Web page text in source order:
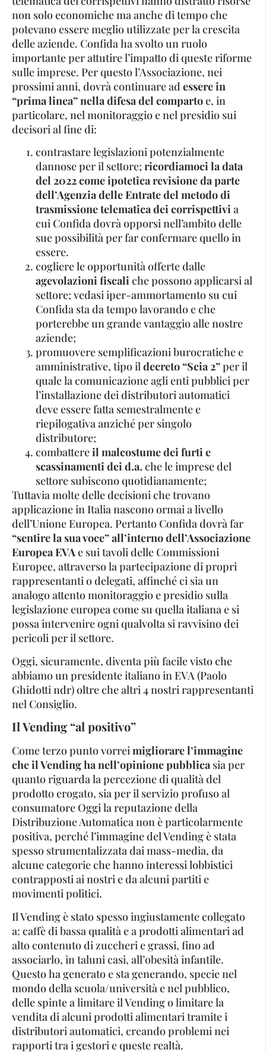
non solo economiche ma anche di tempo che
potevano essere meglio utilizzate per la crescita
delle aziende. Confida ha svolto un ruolo
importante per attutire l’impatto di queste riforme
sulle imprese. Per questo l’Associazione, nei
prossimi anni, dovrà continuare ad essere in
“prima linea” nella difesa del compartoe, in
particolare, nel monitoraggio e nel presidio sui
decisori al fine di:
contrastare legislazioni potenzialmente
dannose per il settore; ricordiamoci la data
del 2022 come ipotetica revisione da parte
dell’Agenzia delle Entrate del metodo di
trasmissione telematica dei corrispettivia
cui Confida dovrà opporsi nell’ambito delle
sue possibilità per far confermare quello in
essere.
cogliere le opportunità offerte dalle
agevolazioni fiscaliche possono applicarsi al
settore; vedasi iper-ammortamento su cui
Confida sta da tempo lavorando e che
porterebbe un grande vantaggio alle nostre
aziende;
promuovere semplificazioni burocratiche e
amministrative, tipo ildecreto “Scia 2”per il
quale la comunicazione agli enti pubblici per
l’installazione dei distributori automatici
deve essere fatta semestralmente e
riepilogativa anziché per singolo
distributore;
combattereil malcostume dei furti e
scassinamenti dei d.a. che le imprese del
settore subiscono quotidianamente;
Tuttavia molte delle decisioni che trovano
applicazione in Italia nascono ormai a livello
dell’Unione Europea. Pertanto Confida dovrà far
“sentire la sua voce” all’interno dell’Associazione
Europea EVAe sui tavoli delle Commissioni
Europee, attraverso la partecipazione di propri
rappresentanti o delegati, affinché ci sia un
analogo attento monitoraggio e presidio sulla
legislazione europea come su quella italiana e si
possa intervenire ogni qualvolta si ravvisino dei
pericoli per il settore.
Oggi, sicuramente, diventa più facile visto che
abbiamo un presidente italiano in EVA (Paolo
Ghidotti ndr) oltre che altri 4 nostri rappresentanti
nel Consiglio.
Il Vending “al positivo”
Come terzo punto vorreimigliorare l’immagine
che il Vending ha nell’opinione pubblica sia per
quanto riguarda la percezione di qualità del
prodotto erogato, sia per il servizio profuso al
consumatore Oggi la reputazione della
Distribuzione Automatica non è particolarmente
positiva, perché l’immagine del Vending è stata
spesso strumentalizzata dai mass-media, da
alcune categorie che hanno interessi lobbistici
contrapposti ai nostri e da alcuni partiti e
movimenti politici.
Il Vending è stato spesso ingiustamente collegato
a: caffè di bassa qualità e a prodotti alimentari ad
alto contenuto di zuccheri e grassi, fino ad
associarlo, in taluni casi, all’obesità infantile.
Questo ha generato e sta generando, specie nel
mondo della scuola/università e nel pubblico,
delle spinte a limitare il Vending o limitare la
vendita di alcuni prodotti alimentari tramite i
distributori automatici, creando problemi nei
rapporti tra i gestori e queste realtà.